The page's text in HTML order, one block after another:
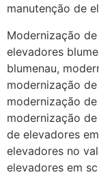
manutenção de
Modernização
elevadores
blumenau,
modernização
modernização
modernização
de elevadores
elevadores no
elevadores em sc